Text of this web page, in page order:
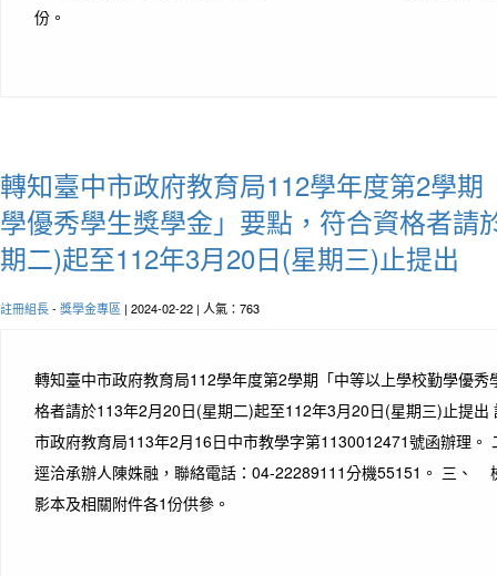
份。
轉知臺中市政府教育局112學年度第2學期
學優秀學生獎學金」要點，符合資格者請
期二)起至112年3月20日(星期三)止提出
註冊組長- 獎學金專區 | 2024-02-22 | 人氣：763
轉知臺中市政府教育局112學年度第2學期「中等以上學校勤學優秀
格者請於113年2月20日(星期二)起至112年3月20日(星期三)止
市政府教育局113年2月16日中市教學字第1130012471號函辦理
逕洽承辦人陳姝融，聯絡電話：04-22289111分機55151。 三、
影本及相關附件各1份供參。